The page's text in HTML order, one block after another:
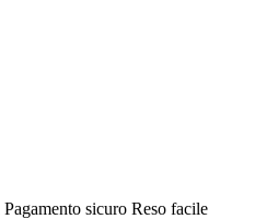
Pagamento sicuro Reso facile